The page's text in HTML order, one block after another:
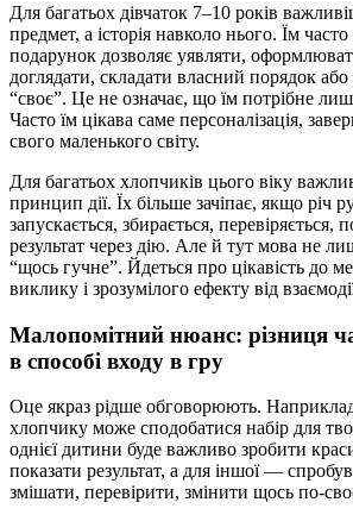
Для багатьох дівчаток 7–10 років
предмет, а історія навколо нього. Їм
подарунок дозволяє уявляти,
доглядати, складати власний порядок
“своє”. Це не означає, що їм потрібне
Часто їм цікава саме персоналізація,
свого маленького світу.
Для багатьох хлопчиків цього віку
принцип дії. Їх більше зачіпає, якщо річ
запускається, збирається, перевіряється,
результат через дію. Але й тут мова не
“щось гучне”. Йдеться про цікавість до
виклику і зрозумілого ефекту від
Малопомітний нюанс: різниця
в способі входу в гру
Оце якраз рідше обговорюють. Наприклад,
хлопчику може сподобатися набір для
однієї дитини буде важливо зробити
показати результат, а для іншої —
змішати, перевірити, змінити щось по-